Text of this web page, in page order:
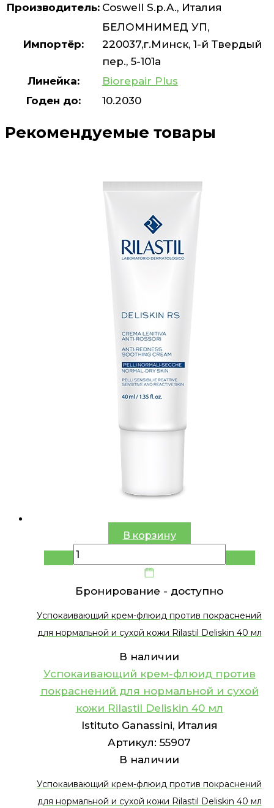
Производитель: Coswell S.p.A., Италия
Импортёр:
БЕЛОМНИМЕД УП,
220037,г.Минск, 1-й Твердый
пер., 5-101а
Линейка:
Biorepair Plus
Годен до:
10.2030
Рекомендуемые товары
В корзину
Бронирование - доступно
Успокаивающий крем-флюид против покраснений
для нормальной и сухой кожи Rilastil Deliskin 40 мл
В наличии
Успокаивающий крем-флюид против
покраснений для нормальной и сухой
кожи Rilastil Deliskin 40 мл
Istituto Ganassini, Италия
Артикул: 55907
В наличии
Успокаивающий крем-флюид против покраснений
для нормальной и сухой кожи Rilastil Deliskin 40 мл